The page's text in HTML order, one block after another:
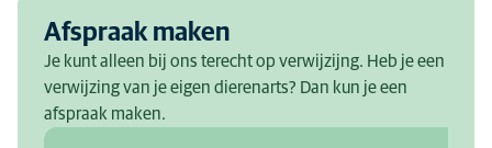
Afspraak maken
Je kunt alleen bij ons terecht op verwijzijng. Heb je een
verwijzing van je eigen dierenarts? Dan kun je een
afspraak maken.